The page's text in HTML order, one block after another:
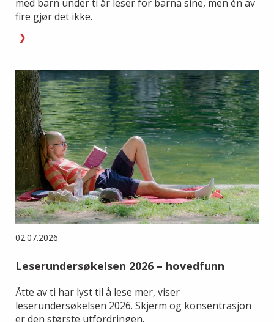
med barn under ti år leser for barna sine, men én av
fire gjør det ikke.
02.07.2026
Leserundersøkelsen 2026 – hovedfunn
Åtte av ti har lyst til å lese mer, viser
leserundersøkelsen 2026. Skjerm og konsentrasjon
er den største utfordringen.